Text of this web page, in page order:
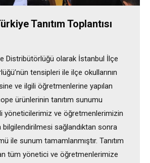
Tanıtım Toplantısı
Distribütörlüğü olarak İstanbul İlçe
tensipleri ile ilçe okullarının
ve ilgili öğretmenlerine yapılan
ürünlerinin tanıtım sunumu
yöneticilerimiz ve öğretmenlerimizin
bilgilendirilmesi sağlandıktan sonra
ile sunum tamamlanmıştır. Tanıtım
tüm yönetici ve öğretmenlerimize